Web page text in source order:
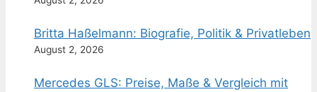
Britta Haßelmann: Biografie, Politik & Privatleben
August 2, 2026
Mercedes GLS: Preise, Maße & Vergleich mit